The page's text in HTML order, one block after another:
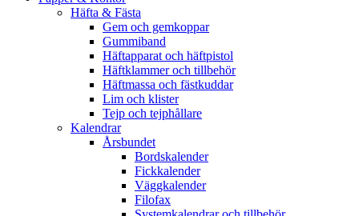
Häfta & Fästa
Gem och gemkoppar
Gummiband
Häftapparat och häftpistol
Häftklammer och tillbehör
Häftmassa och fästkuddar
Lim och klister
Tejp och tejphållare
Kalendrar
Årsbundet
Bordskalender
Fickkalender
Väggkalender
Filofax